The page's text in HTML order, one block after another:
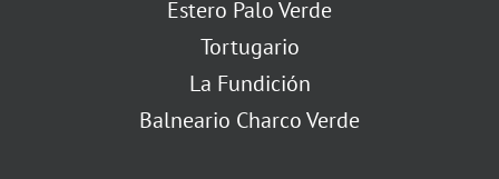
Estero Palo Verde
Tortugario
La Fundición
Balneario Charco Verde